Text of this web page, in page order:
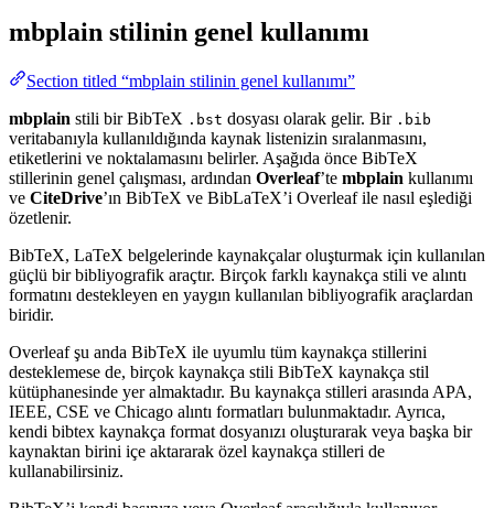
mbplain stilinin genel kullanımı
Section titled “mbplain stilinin genel kullanımı”
mbplain stili bir BibTeX .bst dosyası olarak gelir. Bir .bib
veritabanıyla kullanıldığında kaynak listenizin sıralanmasını,
etiketlerini ve noktalamasını belirler. Aşağıda önce BibTeX
stillerinin genel çalışması, ardından Overleaf’te mbplain kullanımı
ve CiteDrive’ın BibTeX ve BibLaTeX’i Overleaf ile nasıl eşlediği
özetlenir.
BibTeX, LaTeX belgelerinde kaynakçalar oluşturmak için kullanılan
güçlü bir bibliyografik araçtır. Birçok farklı kaynakça stili ve alıntı
formatını destekleyen en yaygın kullanılan bibliyografik araçlardan
biridir.
Overleaf şu anda BibTeX ile uyumlu tüm kaynakça stillerini
desteklemese de, birçok kaynakça stili BibTeX kaynakça stil
kütüphanesinde yer almaktadır. Bu kaynakça stilleri arasında APA,
IEEE, CSE ve Chicago alıntı formatları bulunmaktadır. Ayrıca,
kendi bibtex kaynakça format dosyanızı oluşturarak veya başka bir
kaynaktan birini içe aktararak özel kaynakça stilleri de
kullanabilirsiniz.